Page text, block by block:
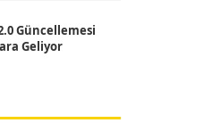
Güncellemesi
Geliyor